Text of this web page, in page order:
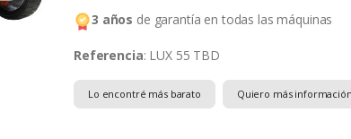
3 años de garantía en todas las máquinas
Referencia: LUX 55 TBD
Lo encontré más barato Quiero más información